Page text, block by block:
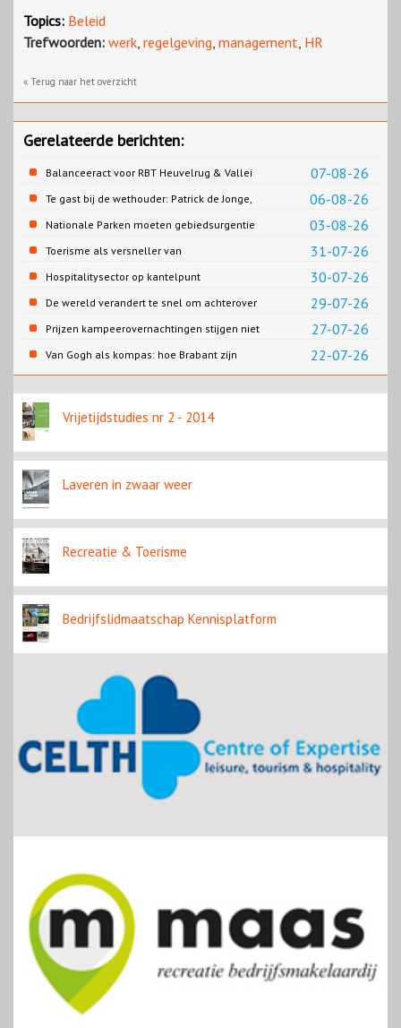
Topics: Beleid
Trefwoorden: werk, regelgeving, management, HR
« Terug naar het overzicht
Gerelateerde berichten:
07-08-26
Balanceeract voor RBT Heuvelrug & Vallei
06-08-26
Te gast bij de wethouder: Patrick de Jonge,
Gemeente Emmen
03-08-26
Nationale Parken moeten gebiedsurgentie
en beleidsurgentie verbinden
31-07-26
Toerisme als versneller van
retailtransformatie in Europese
30-07-26
Hospitalitysector op kantelpunt
29-07-26
De wereld verandert te snel om achterover
te leunen
27-07-26
Prijzen kampeerovernachtingen stijgen niet
overal
22-07-26
Van Gogh als kompas: hoe Brabant zijn
beroemdste zoon inzet voor een
regeneratieve toekomst
Vrijetijdstudies nr 2 - 2014
Laveren in zwaar weer
Recreatie & Toerisme
Bedrijfslidmaatschap Kennisplatform